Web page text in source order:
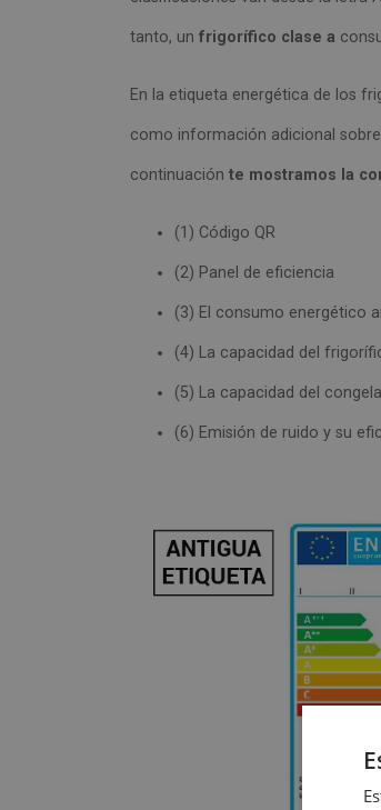
tanto, un frigorífico clase a
En la etiqueta energética de los
como información adicional
continuación te mostramos la
(1) Código QR
(2) Panel de eficiencia
(3) El consumo energético
(4) La capacidad del
(5) La capacidad del
(6) Emisión de ruido y su